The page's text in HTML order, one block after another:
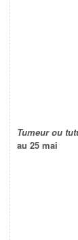
Tumeur ou
au 25 mai